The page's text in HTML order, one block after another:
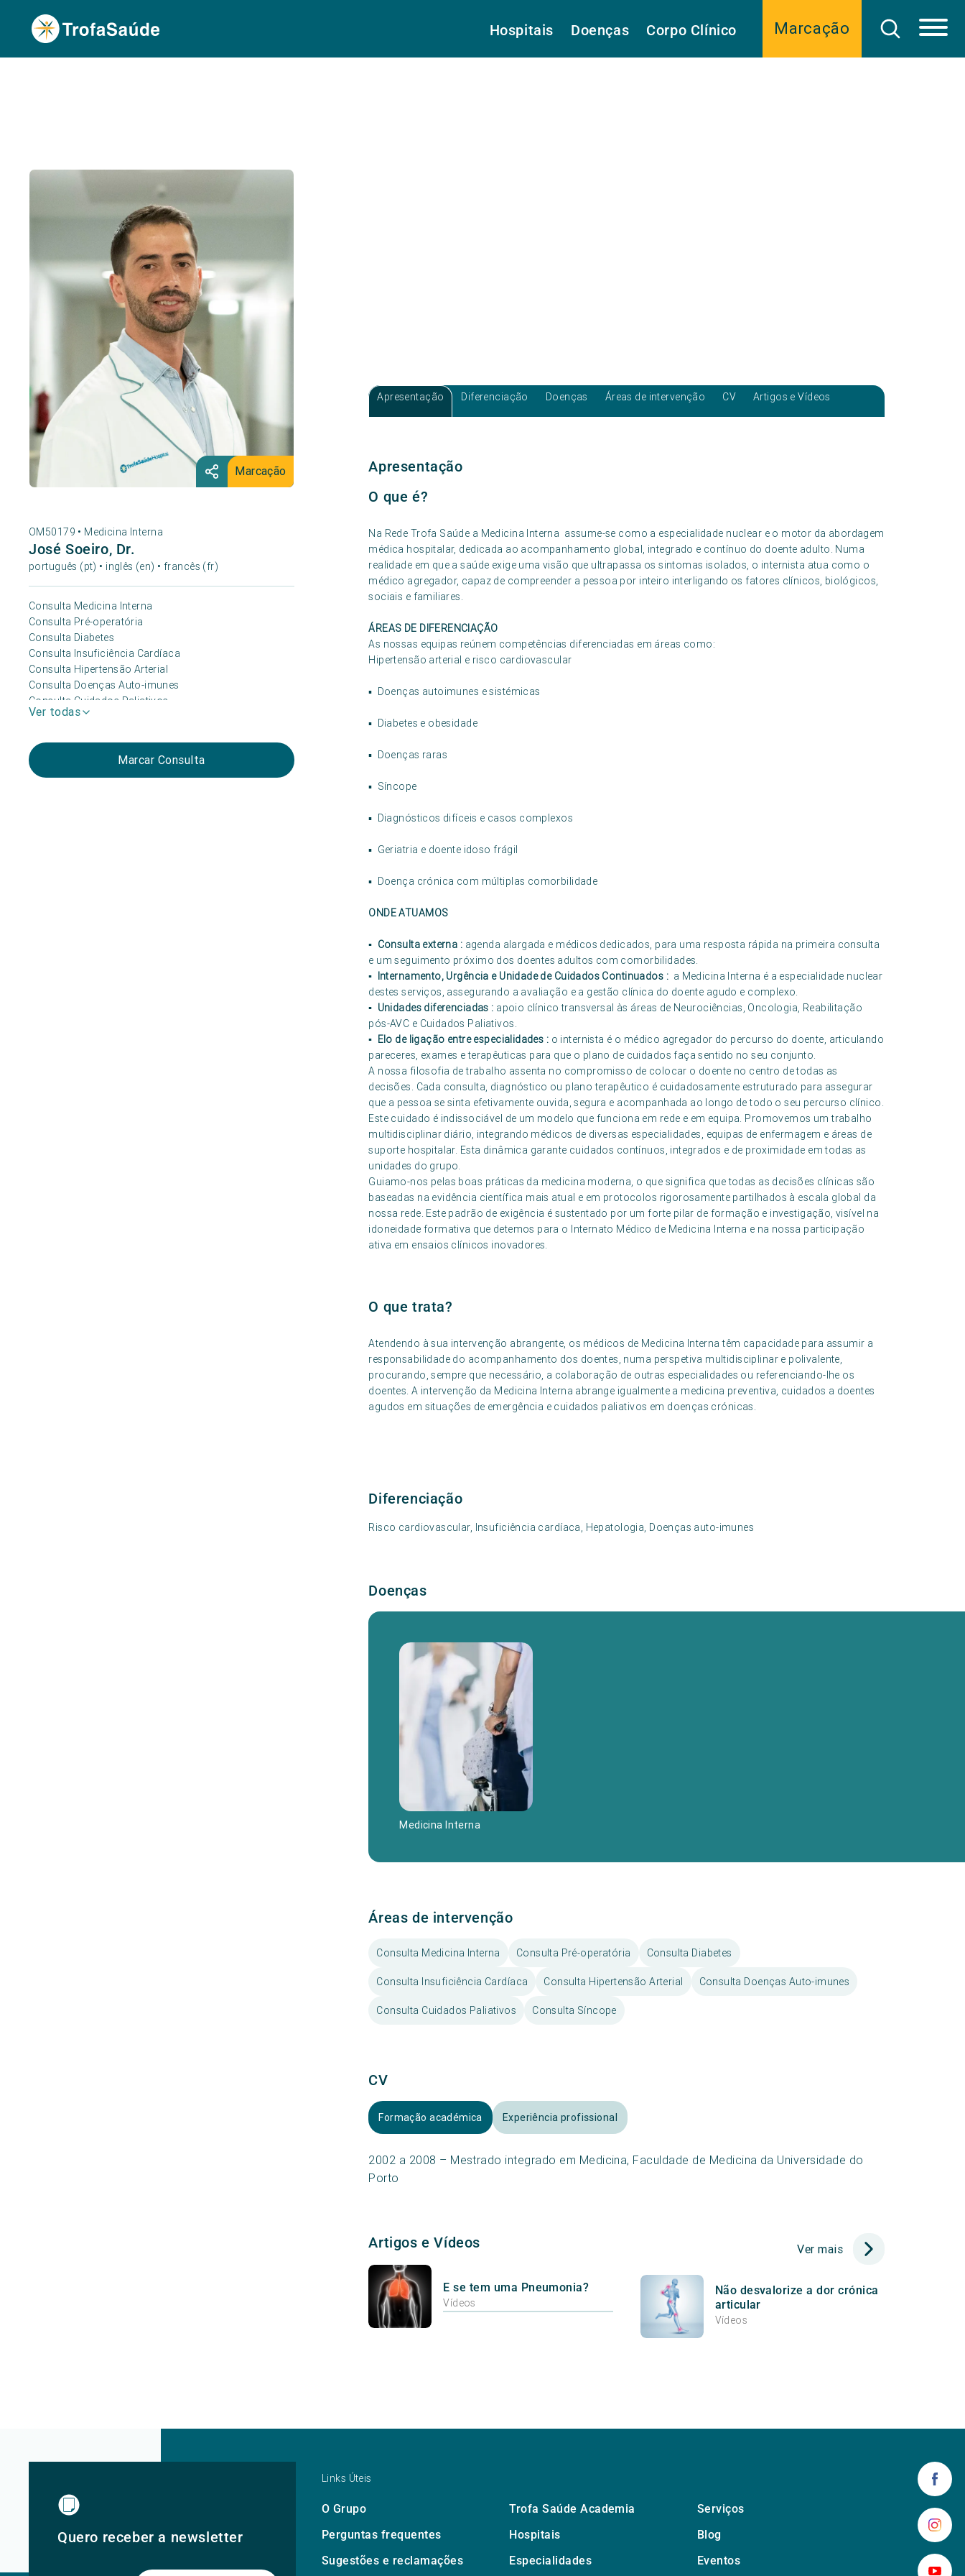
Marcação
Hospitais Doenças Corpo Clínico
Marcação
OM50179 • Medicina Interna
José Soeiro, Dr.
português (pt) • inglês (en) • francês (fr)
Consulta Medicina Interna
Consulta Pré-operatória
Consulta Diabetes
Consulta Insuficiência Cardíaca
Consulta Hipertensão Arterial
Consulta Doenças Auto-imunes
Consulta Cuidados Paliativos
Consulta Síncope
Ver todas
Marcar Consulta
Apresentação Diferenciação Doenças Áreas de intervenção CV Artigos e Vídeos
Apresentação
O que é?
Na Rede Trofa Saúde a Medicina Interna assume-se como a especialidade nuclear e o motor da abordagem
médica hospitalar, dedicada ao acompanhamento global, integrado e contínuo do doente adulto. Numa
realidade em que a saúde exige uma visão que ultrapassa os sintomas isolados, o internista atua como o
médico agregador, capaz de compreender a pessoa por inteiro interligando os fatores clínicos, biológicos,
sociais e familiares.
ÁREAS DE DIFERENCIAÇÃO
As nossas equipas reúnem competências diferenciadas em áreas como:
Hipertensão arterial e risco cardiovascular
▪ Doenças autoimunes e sistémicas
▪ Diabetes e obesidade
▪ Doenças raras
▪ Síncope
▪ Diagnósticos difíceis e casos complexos
▪ Geriatria e doente idoso frágil
▪ Doença crónica com múltiplas comorbilidade
ONDE ATUAMOS
▪ Consulta externa : agenda alargada e médicos dedicados, para uma resposta rápida na primeira consulta
e um seguimento próximo dos doentes adultos com comorbilidades.
▪ Internamento, Urgência e Unidade de Cuidados Continuados : a Medicina Interna é a especialidade nuclear
destes serviços, assegurando a avaliação e a gestão clínica do doente agudo e complexo.
▪ Unidades diferenciadas : apoio clínico transversal às áreas de Neurociências, Oncologia, Reabilitação
pós-AVC e Cuidados Paliativos.
▪ Elo de ligação entre especialidades : o internista é o médico agregador do percurso do doente, articulando
pareceres, exames e terapêuticas para que o plano de cuidados faça sentido no seu conjunto.
A nossa filosofia de trabalho assenta no compromisso de colocar o doente no centro de todas as
decisões. Cada consulta, diagnóstico ou plano terapêutico é cuidadosamente estruturado para assegurar
que a pessoa se sinta efetivamente ouvida, segura e acompanhada ao longo de todo o seu percurso clínico.
Este cuidado é indissociável de um modelo que funciona em rede e em equipa. Promovemos um trabalho
multidisciplinar diário, integrando médicos de diversas especialidades, equipas de enfermagem e áreas de
suporte hospitalar. Esta dinâmica garante cuidados contínuos, integrados e de proximidade em todas as
unidades do grupo.
Guiamo-nos pelas boas práticas da medicina moderna, o que significa que todas as decisões clínicas são
baseadas na evidência científica mais atual e em protocolos rigorosamente partilhados à escala global da
nossa rede. Este padrão de exigência é sustentado por um forte pilar de formação e investigação, visível na
idoneidade formativa que detemos para o Internato Médico de Medicina Interna e na nossa participação
ativa em ensaios clínicos inovadores.
O que trata?
Atendendo à sua intervenção abrangente, os médicos de Medicina Interna têm capacidade para assumir a
responsabilidade do acompanhamento dos doentes, numa perspetiva multidisciplinar e polivalente,
procurando, sempre que necessário, a colaboração de outras especialidades ou referenciando-lhe os
doentes. A intervenção da Medicina Interna abrange igualmente a medicina preventiva, cuidados a doentes
agudos em situações de emergência e cuidados paliativos em doenças crónicas.
Diferenciação
Risco cardiovascular, Insuficiência cardíaca, Hepatologia, Doenças auto-imunes
Doenças
Medicina Interna
Áreas de intervenção
Consulta Medicina Interna Consulta Pré-operatória Consulta Diabetes
Consulta Insuficiência Cardíaca Consulta Hipertensão Arterial Consulta Doenças Auto-imunes
Consulta Cuidados Paliativos Consulta Síncope
CV
Formação académica Experiência profissional
2002 a 2008 – Mestrado integrado em Medicina, Faculdade de Medicina da Universidade do
Porto
Artigos e Vídeos Ver mais
E se tem uma Pneumonia?
Vídeos
Não desvalorize a dor crónica
articular
Vídeos
Quero receber a newsletter
Links Úteis
O Grupo Trofa Saúde Academia
Serviços
Perguntas frequentes
Hospitais
Blog
Sugestões e reclamações
Especialidades Eventos